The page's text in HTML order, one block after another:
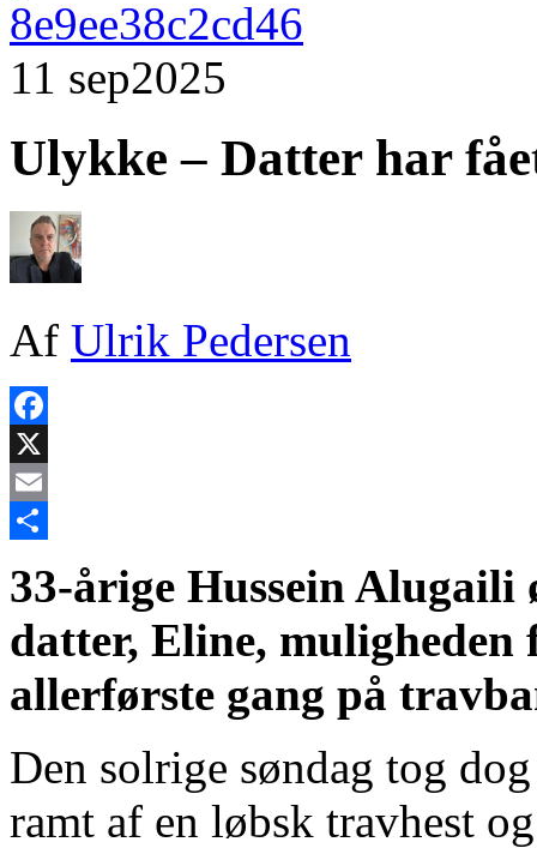
11 sep2025
Ulykke – Datter har
Af Ulrik Pedersen
Facebook
X
Email
33-årige Hussein Alugaili
datter, Eline,
allerførste gang på
Den solrige søndag tog
ramt af en løbsk travhest